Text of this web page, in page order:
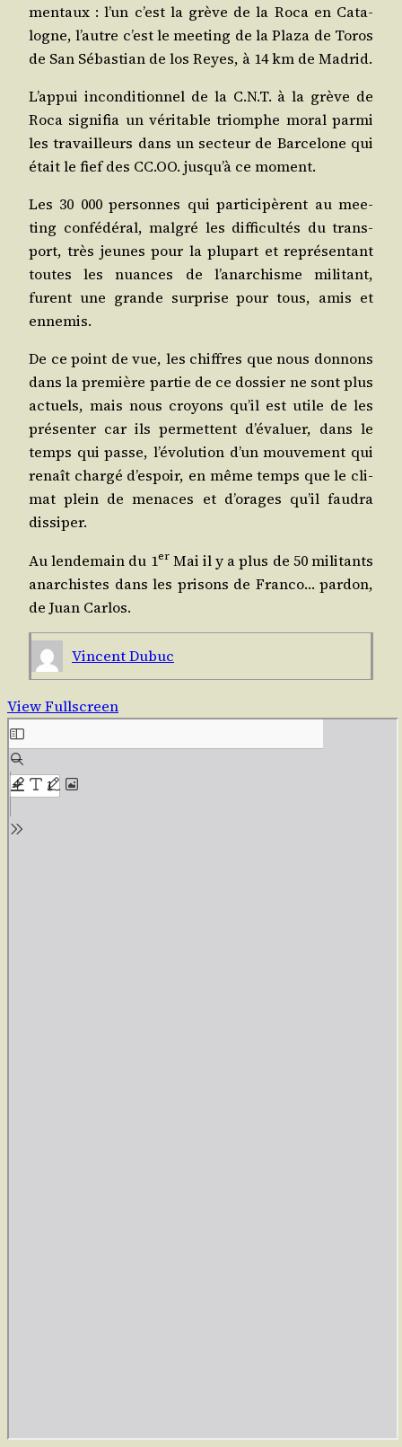
men­taux : l’un c’est la grève de la Roca en Cata­
logne, l’autre c’est le mee­ting de la Pla­za de Toros
de San Sébas­tian de los Reyes, à 14 km de Madrid.
L’ap­pui incon­di­tion­nel de la C.N.T. à la grève de
Roca signi­fia un véri­table triomphe moral par­mi
les tra­vailleurs dans un sec­teur de Bar­ce­lone qui
était le fief des CC.OO. jus­qu’à ce moment.
Les 30 000 per­sonnes qui par­ti­ci­pèrent au mee­
ting confé­dé­ral, mal­gré les dif­fi­cul­tés du trans­
port, très jeunes pour la plu­part et repré­sen­tant
toutes les nuances de l’a­nar­chisme mili­tant,
furent une grande sur­prise pour tous, amis et
ennemis.
De ce point de vue, les chiffres que nous don­nons
dans la pre­mière par­tie de ce dos­sier ne sont plus
actuels, mais nous croyons qu’il est utile de les
pré­sen­ter car ils per­mettent d’é­va­luer, dans le
temps qui passe, l’é­vo­lu­tion d’un mou­ve­ment qui
renaît char­gé d’es­poir, en même temps que le cli­
mat plein de menaces et d’o­rages qu’il fau­dra
dissiper.
Au len­de­main du 1erMai il y a plus de 50 mili­tants
anar­chistes dans les pri­sons de Fran­co… par­don,
de Juan Carlos.
Vincent Dubuc
View Fullscreen